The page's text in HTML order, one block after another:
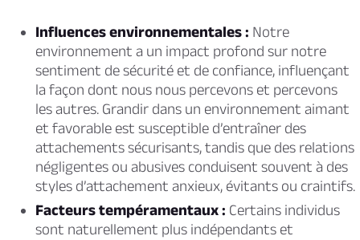
Influences environnementales : Notre
environnement a un impact profond sur notre
sentiment de sécurité et de confiance, influençant
la façon dont nous nous percevons et percevons
les autres. Grandir dans un environnement aimant
et favorable est susceptible d’entraîner des
attachements sécurisants, tandis que des relations
négligentes ou abusives conduisent souvent à des
styles d’attachement anxieux, évitants ou craintifs.
Facteurs tempéramentaux : Certains individus
sont naturellement plus indépendants et